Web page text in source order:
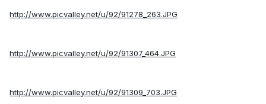
http://www.picvalley.net/u/92/91278_263.JPG
http://www.picvalley.net/u/92/91307_464.JPG
http://www.picvalley.net/u/92/91309_703.JPG